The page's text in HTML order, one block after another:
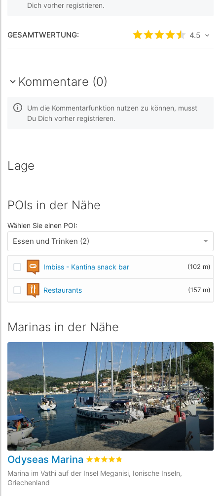
Dich vorher registrieren.
GESAMTWERTUNG: bewertet4.5/5
4.5
Kommentare (0)
Um die Kommentarfunktion nutzen zu können, musst
Du Dich vorher registrieren.
Lage
POIs in der Nähe
Wählen Sie einen POI:
Essen und Trinken (2)
Imbiss - Kantina snack bar (102 m)
Restaurants (157 m)
Marinas in der Nähe
Odyseas Marina bewertet4.8
Marina im Vathi auf der Insel Meganisi, Ionische Inseln,
Griechenland